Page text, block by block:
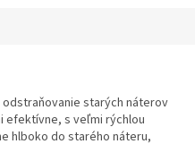
starých náterov
efektívne, s veľmi rýchlou
hlboko do starého náteru,